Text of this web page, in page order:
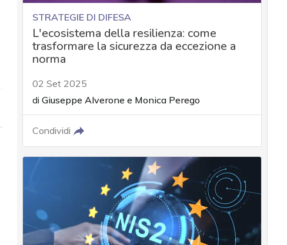
STRATEGIE DI DIFESA
L'ecosistema della resilienza: come
trasformare la sicurezza da eccezione a
norma
02 Set 2025
di Giuseppe Alveronee Monica Perego
Condividi